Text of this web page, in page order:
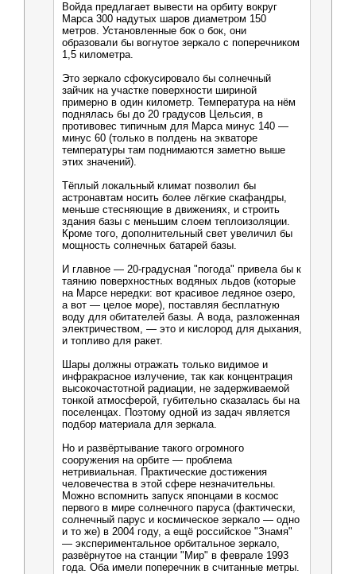
Войда предлагает вывести на орбиту вокруг
Марса 300 надутых шаров диаметром 150
метров. Установленные бок о бок, они
образовали бы вогнутое зеркало с поперечником
1,5 километра.
Это зеркало сфокусировало бы солнечный
зайчик на участке поверхности шириной
примерно в один километр. Температура на нём
поднялась бы до 20 градусов Цельсия, в
противовес типичным для Марса минус 140 —
минус 60 (только в полдень на экваторе
температуры там поднимаются заметно выше
этих значений).
Тёплый локальный климат позволил бы
астронавтам носить более лёгкие скафандры,
меньше стесняющие в движениях, и строить
здания базы с меньшим слоем теплоизоляции.
Кроме того, дополнительный свет увеличил бы
мощность солнечных батарей базы.
И главное — 20-градусная "погода" привела бы к
таянию поверхностных водяных льдов (которые
на Марсе нередки: вот красивое ледяное озеро,
а вот — целое море), поставляя бесплатную
воду для обитателей базы. А вода, разложенная
электричеством, — это и кислород для дыхания,
и топливо для ракет.
Шары должны отражать только видимое и
инфракрасное излучение, так как концентрация
высокочастотной радиации, не задерживаемой
тонкой атмосферой, губительно сказалась бы на
поселенцах. Поэтому одной из задач является
подбор материала для зеркала.
Но и развёртывание такого огромного
сооружения на орбите — проблема
нетривиальная. Практические достижения
человечества в этой сфере незначительны.
Можно вспомнить запуск японцами в космос
первого в мире солнечного паруса (фактически,
солнечный парус и космическое зеркало — одно
и то же) в 2004 году, а ещё российское "Знамя"
— экспериментальное орбитальное зеркало,
развёрнутое на станции "Мир" в феврале 1993
года. Оба имели поперечник в считанные метры.